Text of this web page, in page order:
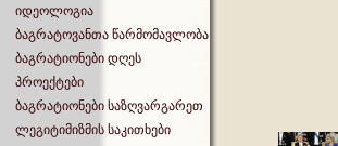
იდეოლოგია
ბაგრატოვანთა წარმომავლობა
ბაგრატიონები დღეს
პროექტები
ბაგრატიონები საზღვარგარეთ
ლეგიტიმიზმის საკითხები